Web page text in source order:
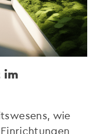
im
wie